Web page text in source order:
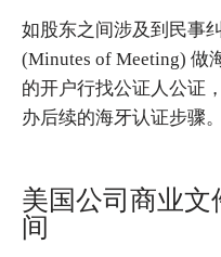
如股东之间涉及到民事
(Minutes of Meeting) 做
的开户行找公证人公证
办后续的海牙认证步骤。
美国公司商业
间